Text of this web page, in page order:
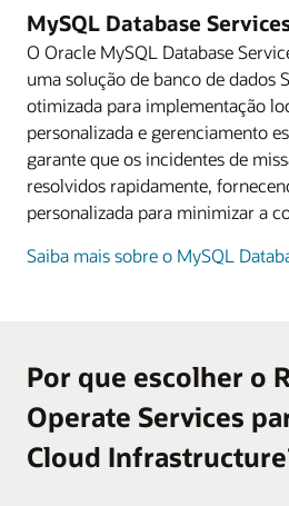
MySQL Database
O Oracle MySQL Database
uma solução de banco de dados
otimizada para implementação
personalizada e gerenciamento
garante que os incidentes de
resolvidos rapidamente,
personalizada para minimizar a
Saiba mais sobre o MySQL
Por que escolher o
Operate Services
Cloud